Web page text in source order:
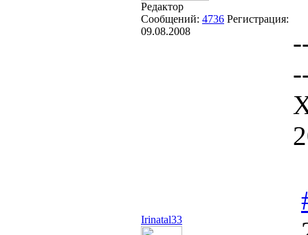
Редактор
Сообщений: 4736 Регистрация:
09.08.2008
Irinatal33